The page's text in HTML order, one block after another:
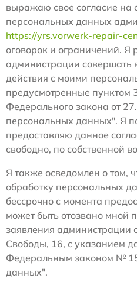
выражаю свое согласие на
персональных данных
https://yrs.vorwerk-repair-
оговорок и ограничений. Я
администрации совершать
действия с моими
предусмотренные пунктом
Федерального закона от
персональных данных". Я
предоставляю данное
свободно, по собственной
Я также осведомлен о том,
обработку персональных
бессрочно с момента
может быть отозвано мной
заявления администрации
Свободы, 16, с указанием
Федеральным законом №
данных".